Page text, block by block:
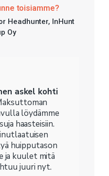
toisiamme?
Headhunter, InHunt
Oy
askel kohti
löydämme
haasteisiin.
huipputason
ja kuulet mitä
juuri nyt.